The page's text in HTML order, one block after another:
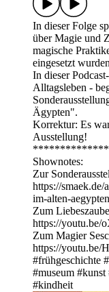
In dieser Folge
über Magie und
magische
eingesetzt
In dieser
Alltagsleben -
Ägypten".
Korrektur: Es
Ausstellung!
Shownotes:
Zur
⁠⁠⁠⁠⁠https://
im-alten-
Zum
https://youtu.be/
Zum Magier
https://youtu.be/
#frühgeschichte
#museum
#kindheit